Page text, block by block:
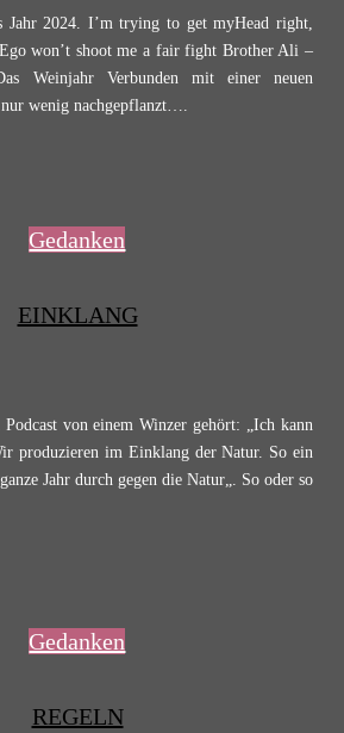
Jahr 2024. I’m trying to get myHead right,
won’t shoot me a fair fight Brother Ali –
Weinjahr Verbunden mit einer neuen
nur wenig nachgepflanzt….
Gedanken
EINKLANG
von einem Winzer gehört: „Ich kann
produzieren im Einklang der Natur. So ein
Jahr durch gegen die Natur„. So oder so
Gedanken
REGELN